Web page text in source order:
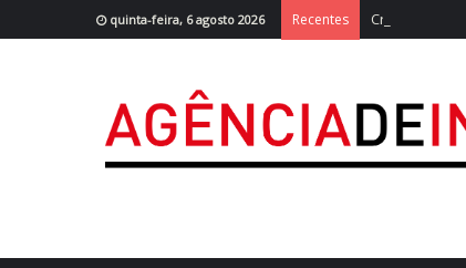
quinta-feira, 6 agosto 2026 Recentes Cruzeiro da